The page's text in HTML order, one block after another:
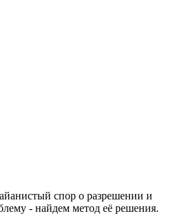
спор о разрешении и
- найдем метод её решения.